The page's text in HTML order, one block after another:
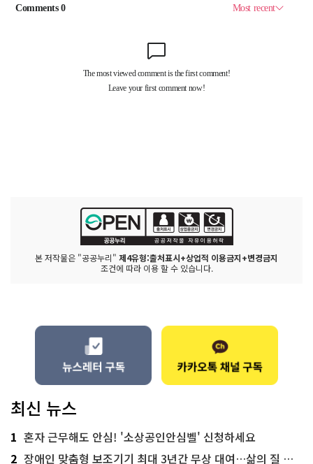
본 저작물은 "공공누리" 제4유형:출처표시+상업적 이용금지+변경금지
조건에 따라 이용 할 수 있습니다.
최신 뉴스
1 혼자 근무해도 안심! '소상공인안심벨' 신청하세요
2 장애인 맞춤형 보조기기 최대 3년간 무상 대여…삶의 질 높인다